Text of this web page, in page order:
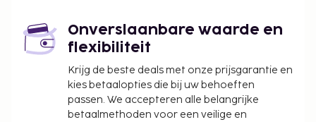
geniet van recreatieve voorzieningen zoals een
buitenzwembad.
De volgende kosten dienen bij de accommodatie te
worden betaald. De kosten kunnen inclusief
toepasselijke belastingen zijn:
Onverslaanbare waarde en
flexibiliteit
Krijg de beste deals met onze prijsgarantie en
kies betaalopties die bij uw behoeften
passen. We accepteren alle belangrijke
betaalmethoden voor een veilige en